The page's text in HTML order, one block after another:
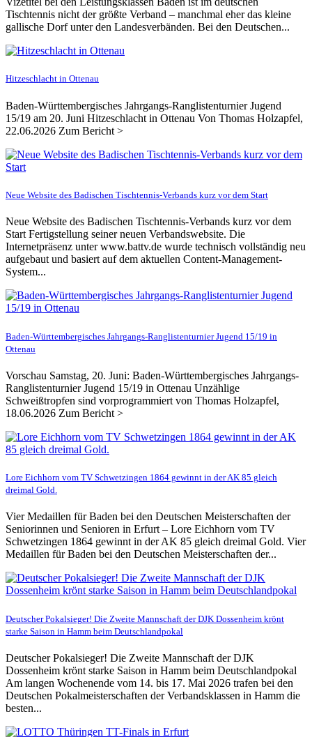
Tischtennis nicht der größte Verband – manchmal eher das kleine
gallische Dorf unter den Landesverbänden. Bei den Deutschen...
Hitzeschlacht in Ottenau
Baden-Württembergisches Jahrgangs-Ranglistenturnier Jugend
15/19 am 20. Juni Hitzeschlacht in Ottenau Von Thomas Holzapfel,
22.06.2026 Zum Bericht >
Neue Website des Badischen Tischtennis-Verbands kurz vor dem Start
Neue Website des Badischen Tischtennis-Verbands kurz vor dem
Start Fertigstellung seiner neuen Verbandswebsite. Die
Internetpräsenz unter www.battv.de wurde technisch vollständig neu
aufgebaut und basiert auf dem aktuellen Content-Management-
System...
Baden-Württembergisches Jahrgangs-Ranglistenturnier Jugend 15/19 in
Ottenau
Vorschau Samstag, 20. Juni: Baden-Württembergisches Jahrgangs-
Ranglistenturnier Jugend 15/19 in Ottenau Unzählige
Schweißtropfen sind vorprogrammiert von Thomas Holzapfel,
18.06.2026 Zum Bericht >
Lore Eichhorn vom TV Schwetzingen 1864 gewinnt in der AK 85 gleich
dreimal Gold.
Vier Medaillen für Baden bei den Deutschen Meisterschaften der
Seniorinnen und Senioren in Erfurt – Lore Eichhorn vom TV
Schwetzingen 1864 gewinnt in der AK 85 gleich dreimal Gold. Vier
Medaillen für Baden bei den Deutschen Meisterschaften der...
Deutscher Pokalsieger! Die Zweite Mannschaft der DJK Dossenheim krönt
starke Saison in Hamm beim Deutschlandpokal
Deutscher Pokalsieger! Die Zweite Mannschaft der DJK
Dossenheim krönt starke Saison in Hamm beim Deutschlandpokal
Am langen Wochenende vom 14. bis 17. Mai 2026 trafen bei den
Deutschen Pokalmeisterschaften der Verbandsklassen in Hamm die
besten...